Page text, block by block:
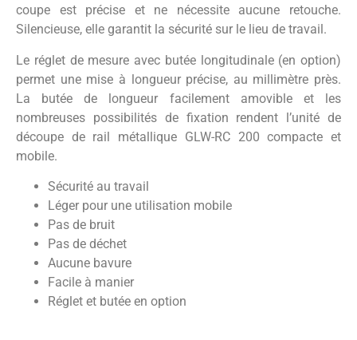
coupe est précise et ne nécessite aucune retouche.
Silencieuse, elle garantit la sécurité sur le lieu de travail.
Le réglet de mesure avec butée longitudinale (en option)
permet une mise à longueur précise, au millimètre près.
La butée de longueur facilement amovible et les
nombreuses possibilités de fixation rendent l’unité de
découpe de rail métallique GLW-RC 200 compacte et
mobile.
Sécurité au travail
Léger pour une utilisation mobile
Pas de bruit
Pas de déchet
Aucune bavure
Facile à manier
Réglet et butée en option